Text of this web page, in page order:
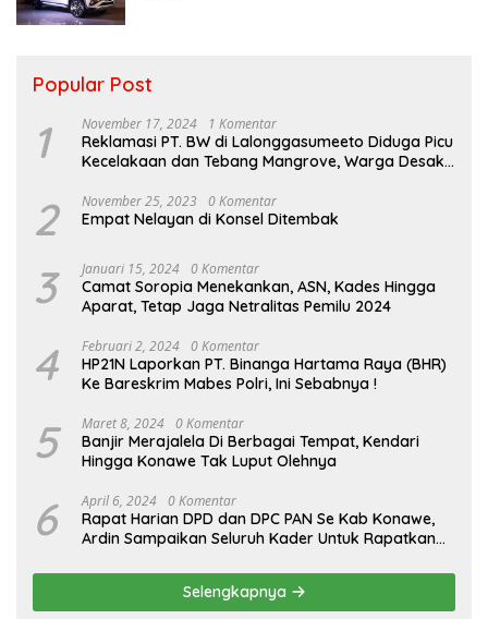
Popular Post
1 November 17, 2024 1 Komentar
Reklamasi PT. BW di Lalonggasumeeto Diduga Picu
Kecelakaan dan Tebang Mangrove, Warga Desak
2 November 25, 2023 0 Komentar
Empat Nelayan di Konsel Ditembak
3 Januari 15, 2024 0 Komentar
Camat Soropia Menekankan, ASN, Kades Hingga
Aparat, Tetap Jaga Netralitas Pemilu 2024
4 Februari 2, 2024 0 Komentar
HP21N Laporkan PT. Binanga Hartama Raya (BHR)
Ke Bareskrim Mabes Polri, Ini Sebabnya !
5 Maret 8, 2024 0 Komentar
Banjir Merajalela Di Berbagai Tempat, Kendari
Hingga Konawe Tak Luput Olehnya
6 April 6, 2024 0 Komentar
Rapat Harian DPD dan DPC PAN Se Kab Konawe,
Ardin Sampaikan Seluruh Kader Untuk Rapatkan
Selengkapnya